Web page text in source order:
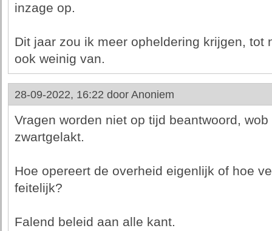
inzage op.
Dit jaar zou ik meer opheldering krijgen, tot
ook weinig van.
28-09-2022, 16:22 door Anoniem
Vragen worden niet op tijd beantwoord,
zwartgelakt.
Hoe opereert de overheid eigenlijk of hoe
feitelijk?
Falend beleid aan alle kant.